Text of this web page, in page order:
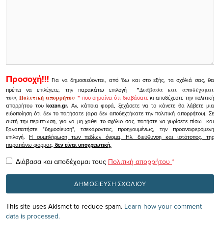
Προσοχή!!! Για να δημοσιεύονται, από 'δω και στο εξής, τα σχόλιά σας, θα
πρέπει να επιλέγετε, την παρακάτω επιλογή
"Διάβασα και αποδέχομαι
τουςΠολιτική απορρήτου" που σημαίνει ότι διαβάσατεκι αποδέχεστε την πολιτική
απορρήτου τουkozan.gr. Αν, κάποια φορά, ξεχάσετε να το κάνετε θα λάβετε μια
ειδοποίηση ότι δεν το πατήσατε (αρα δεν αποδεχτήκατε την πολιτική απορρήτου). Σε
αυτή την περίπτωση, για να μη χαθεί το σχόλιο σας, πατήστε να γυρίσετε πίσω και
ξαναπατήστε "δημοσίευση", τσεκάροντας, προηγουμένως, την προαναφερόμενη
επιλογή.Η συμπλήρωση των πεδίων όνομα, Ηλ. διεύθυνση και ιστότοπος, της
παραπάνω φόρμας, δεν είναι υποχρεωτική.
Διάβασα και αποδέχομαι τους Πολιτική απορρήτου *
This site uses Akismet to reduce spam. Learn how your comment
data is processed.